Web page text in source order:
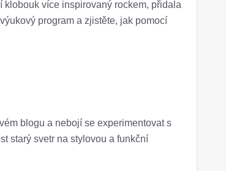
více inspirovaný rockem, přidala
program a zjistěte, jak pomocí
blogu a nebojí se experimentovat s
starý svetr na stylovou a funkční